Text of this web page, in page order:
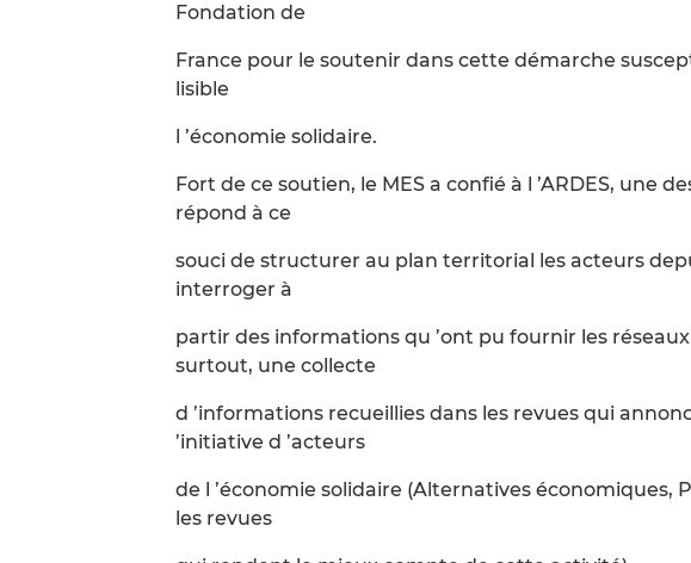
Fondation de
France pour le soutenir dans cette démarche
lisible
l ’économie solidaire.
Fort de ce soutien, le MES a confié à l ’ARDES, une
répond à ce
souci de structurer au plan territorial les acteurs
interroger à
partir des informations qu ’ont pu fournir les
surtout, une collecte
d ’informations recueillies dans les revues qui
’initiative d ’acteurs
de l ’économie solidaire (Alternatives économiques,
les revues